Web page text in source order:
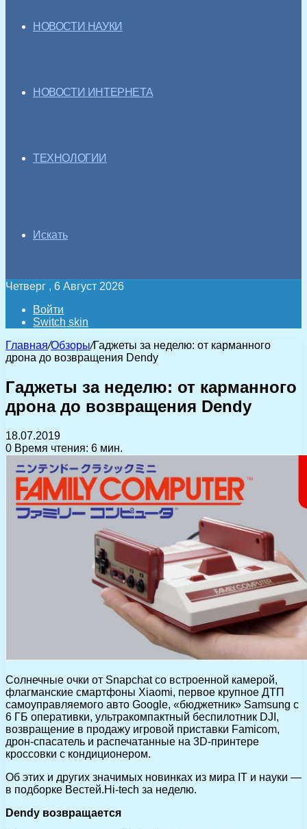
НОВОСТИ НАУКИ
НОВОСТИ ИНТЕРНЕТА
ТЕХНОЛОГИИ
Искать
Четверг , 6 Август 2026
Войти
Switch skin
Главная/Обзоры/Гаджеты за неделю: от карманного
дрона до возвращения Dendy
Гаджеты за неделю: от карманного
дрона до возвращения Dendy
18.07.2019
0 Время чтения: 6 мин.
Солнечные очки от Snapchat со встроенной камерой,
флагманские смартфоны Xiaomi, первое крупное ДТП
самоуправляемого авто Google, «бюджетник» Samsung с
6 ГБ оперативки, ультракомпактный беспилотник DJI,
возвращение в продажу игровой приставки Famicom,
дрон-спасатель и распечатанные на 3D-принтере
кроссовки с кондиционером.
Об этих и других значимых новинках из мира IT и науки —
в подборке Вестей.Hi-tech за неделю.
Dendy возвращается